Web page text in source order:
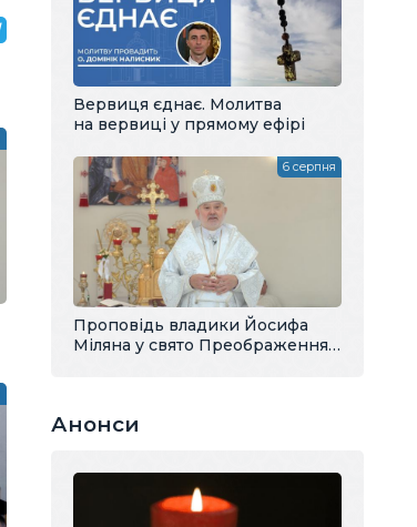
Вервиця єднає. Молитва
на вервиці у прямому ефірі
Проповідь владики Йосифа
Міляна у свято Преображення
6 серпня
Анонси